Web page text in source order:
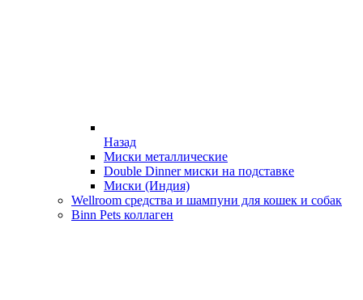
Назад
Миски металлические
Double Dinner миски на подставке
Миски (Индия)
Wellroom средства и шампуни для кошек и собак
Binn Pets коллаген